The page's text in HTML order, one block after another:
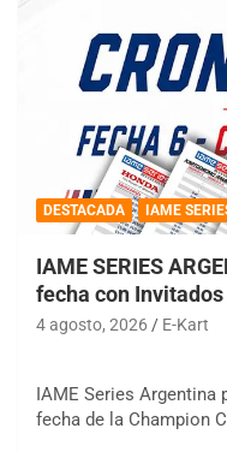
DESTACADA IAME
IAME SERIES
fecha con Invitados
4 agosto, 2026 E-Kart
IAME Series Argentina
fecha de la Champion